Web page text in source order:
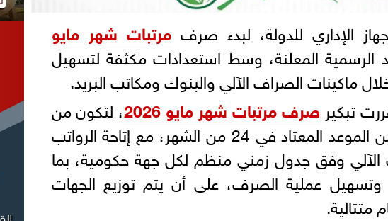
الإداري للدولة، لبدء صرفمرتبات شهر مايو
الرسمية المعلنة، وسط استعدادات مكثفة لتسهيل
ماكينات الصراف الآلي والبنوك ومكاتب البريد.
تبكير صرف مرتبات شهر مايو 2026
، لتكون من
أمس 19 مايو بدلًا من الموعد المعتاد في 24 من الشهر، مع إتاحة الرواتب
الآلي وفق جدول زمني منظم لكل جهة حكومية، بما
وتسهيل عملية الصرف، على أن يتم توزيع الجهات
متتالية.